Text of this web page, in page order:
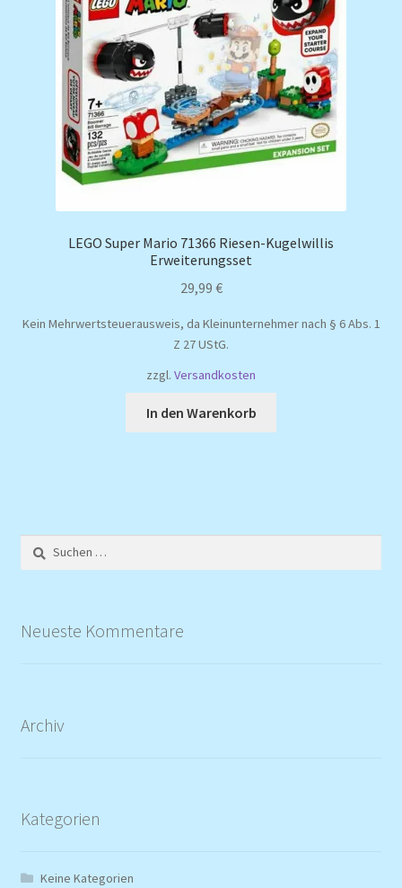
LEGO Super Mario 71366 Riesen-Kugelwillis
Erweiterungsset
29,99 €
Kein Mehrwertsteuerausweis, da Kleinunternehmer nach § 6 Abs. 1
Z 27 UStG.
zzgl. Versandkosten
In den Warenkorb
Suchen
nach:
Neueste Kommentare
Archiv
Kategorien
Keine Kategorien